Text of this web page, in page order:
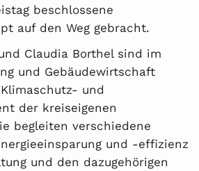
beschlossene
auf den Weg gebracht.
Claudia Borthel sind im
und Gebäudewirtschaft
und
der kreiseigenen
begleiten verschiedene
und -effizienz
und den dazugehörigen